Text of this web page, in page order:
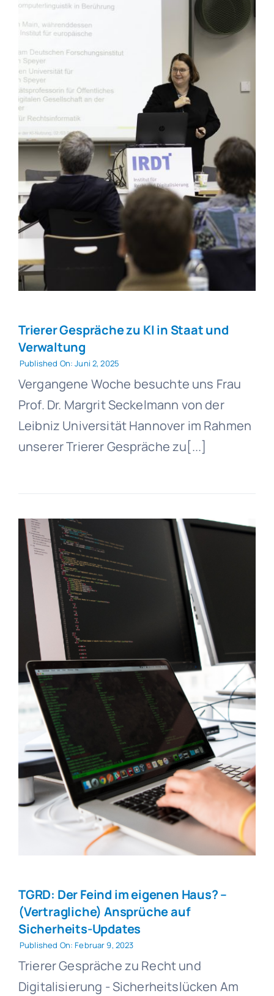
Trierer Gespräche zu KI in Staat und
Verwaltung
Published On: Juni 2, 2025
Vergangene Woche besuchte uns Frau
Prof. Dr. Margrit Seckelmann von der
Leibniz Universität Hannover im Rahmen
unserer Trierer Gespräche zu[...]
TGRD: Der Feind im eigenen Haus? –
(Vertragliche) Ansprüche auf
Sicherheits-Updates
Published On: Februar 9, 2023
Trierer Gespräche zu Recht und
Digitalisierung - Sicherheitslücken Am